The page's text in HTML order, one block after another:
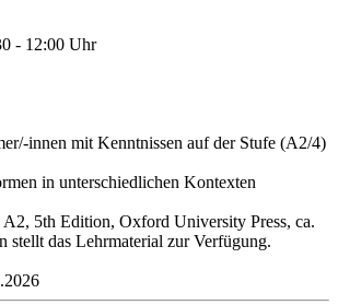
- 12:00 Uhr
innen mit Kenntnissen auf der Stufe (A2/4)
in unterschiedlichen Kontexten
5th Edition, Oxford University Press, ca.
stellt das Lehrmaterial zur Verfügung.